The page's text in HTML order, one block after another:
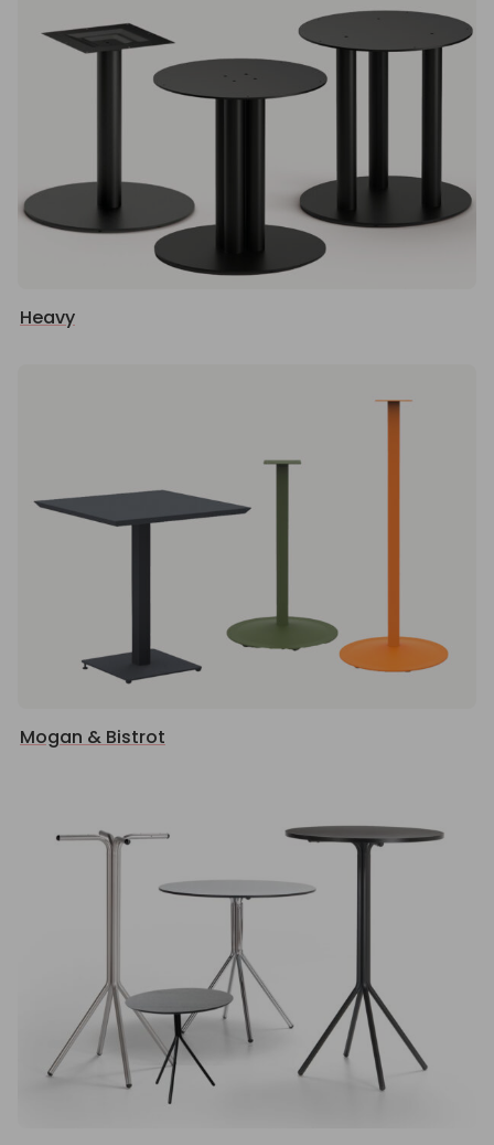
Heavy
Mogan & Bistrot